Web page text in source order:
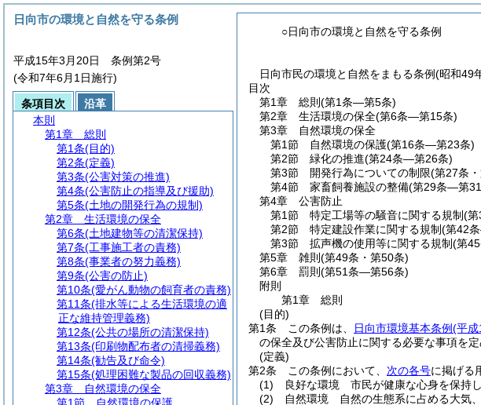
○日向市の環境と自然を守る条例
日向市民の環境と自然をまもる条例(昭和49
目次
第1章
総則 (第1条―第5条)
第2章
生活環境の保全(第6条―第15条)
第3章
自然環境の保全
第1節
自然環境の保護(第16条―第23条)
第2節
緑化の推進(第24条―第26条)
第3節
開発行為についての制限(第27条
第4節
家畜飼養施設の整備(第29条―第
第4章
公害防止
第1節
特定工場等の騒音に関する規制(
第2節
特定建設作業に関する規制(第42
第3節
拡声機の使用等に関する規制(第
第5章
雑則 (第49条・第50条)
第6章
罰則 (第51条―第56条)
附則
第1章
総則
(目的)
第1条
この条例は、 日向市環境基本条例(平成
の保全及び公害防止に関する必要な事項を
(定義)
第2条
この条例において、 次の各号に掲げる
(1)
良好な環境 市民が健康な心身を保持
(2)
自然環境 自然の生態系に占める大気
日向市の環境と自然を守る条例
平成15年3月20日 条例第2号
(令和7年6月1日施行)
条項目次
沿革
本則
第1章
総則
第1条(目的)
第2条(定義)
第3条(公害対策の推進)
第4条(公害防止の指導及び援助)
第5条(土地の開発行為の規制)
第2章
生活環境の保全
第6条(土地建物等の清潔保持)
第7条(工事施工者の責務)
第8条(事業者の努力義務)
第9条(公害の防止)
第10条(愛がん動物の飼育者の責務)
第11条(排水等による生活環境の適
正な維持管理義務)
第12条(公共の場所の清潔保持)
第13条(印刷物配布者の清掃義務)
第14条(勧告及び命令)
第15条(処理困難な製品の回収義務)
第3章
自然環境の保全